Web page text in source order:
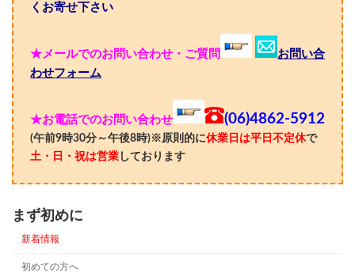
くお寄せ下さい
★メールでのお問い合わせ・ご質問
お問い合
わせフォーム
★お電話でのお問い合わせ (06)4862-5912
(午前9時30分～午後8時)※原則的に休業日は平日不定休で
土・日・祝は営業 しております
まず初めに
新着情報
初めての方へ